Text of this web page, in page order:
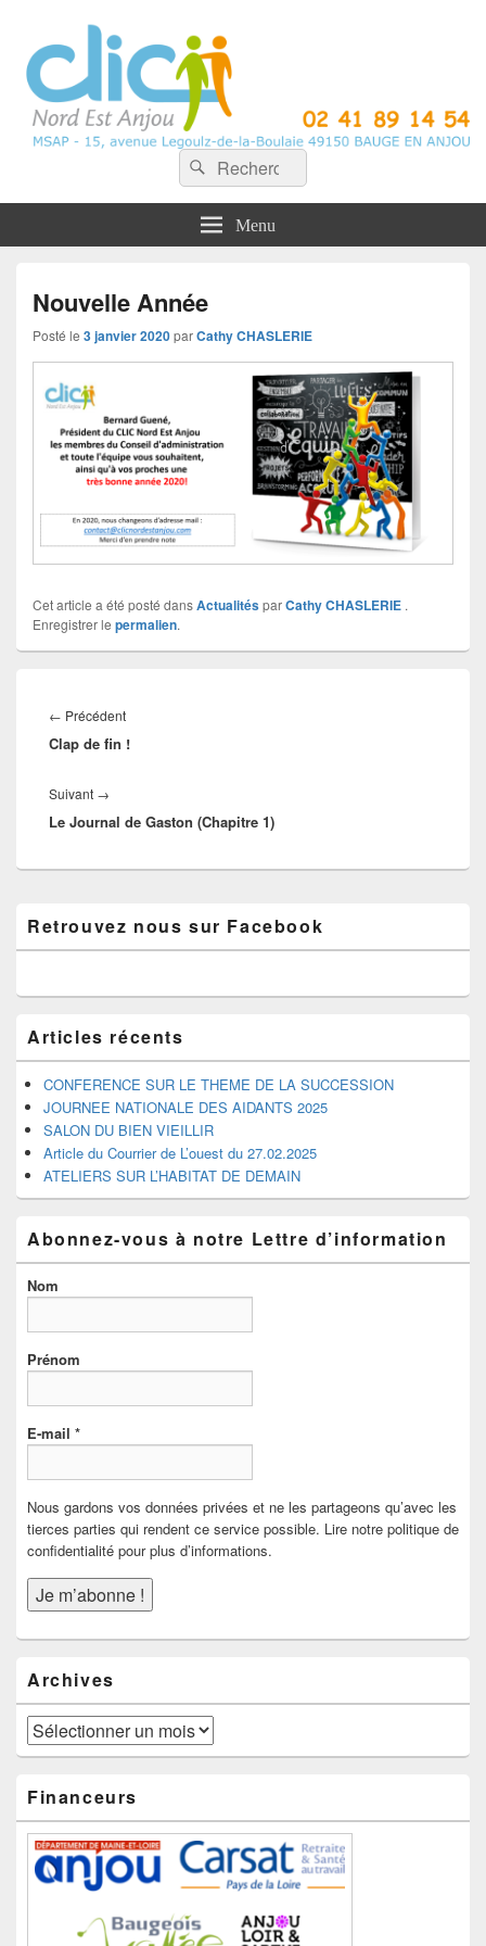
CLIC Nord Est Anjou
Recherche :
Rechercher
Menu
Nouvelle Année
Posté le 3 janvier 2020parCathy CHASLERIE
Cet article a été posté dansActualitésparCathy CHASLERIE .
Enregistrer le permalien.
de
l’article
← PrécédentArticle
précédent :
Clap de fin !
Suivant →
suivant :
Le Journal de Gaston (Chapitre 1)
principale
de
pour
barre
latérale
Retrouvez nous sur Facebook
Articles récents
CONFERENCE SUR LE THEME DE LA SUCCESSION
JOURNEE NATIONALE DES AIDANTS 2025
SALON DU BIEN VIEILLIR
Article du Courrier de L’ouest du 27.02.2025
ATELIERS SUR L’HABITAT DE DEMAIN
Abonnez-vous à notre Lettre d’information
Nom
Prénom
E-mail *
Nous gardons vos données privées et ne les partageons qu’avec les
tierces parties qui rendent ce service possible. Lire notre politique de
confidentialité pour plus d’informations.
Archives
Archives
Financeurs